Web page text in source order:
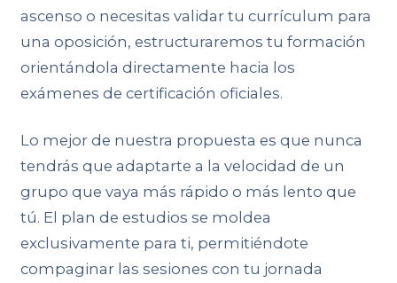
ascenso o necesitas validar tu currículum para
una oposición, estructuraremos tu formación
orientándola directamente hacia los
exámenes de certificación oficiales.
Lo mejor de nuestra propuesta es que nunca
tendrás que adaptarte a la velocidad de un
grupo que vaya más rápido o más lento que
tú. El plan de estudios se moldea
exclusivamente para ti, permitiéndote
compaginar las sesiones con tu jornada